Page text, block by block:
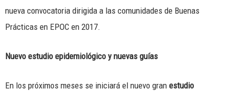
nueva convocatoria dirigida a las comunidades de Buenas
Prácticas en EPOC en 2017.
Nuevo estudio epidemiológico y nuevas guías
En los próximos meses se iniciará el nuevo gran estudio